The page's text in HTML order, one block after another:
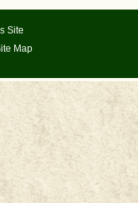
Site
Map